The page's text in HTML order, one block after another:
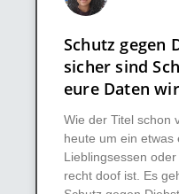
Schutz gegen
sicher sind
eure Daten
Wie der Titel schon
heute um ein etwas
Lieblingsessen
recht doof ist. Es